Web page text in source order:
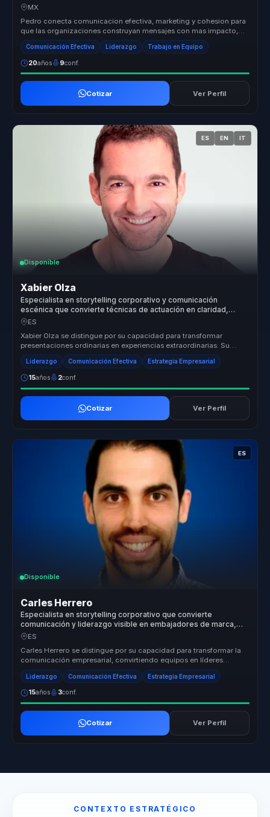
MX
Pedro conecta comunicacion efectiva, marketing y cohesion para
que las organizaciones construyan mensajes con mas impacto,
mejor alineaci...
Comunicación Efectiva Liderazgo Trabajo en Equipo
20años 9conf.
Cotizar Ver Perfil
ES EN IT
Disponible
Xabier Olza
Especialista en storytelling corporativo y comunicación
escénica que convierte técnicas de actuación en claridad,
presencia e influencia para líderes.
ES
Xabier Olza se distingue por su capacidad para transformar
presentaciones ordinarias en experiencias extraordinarias. Su
enfoque único, b...
Liderazgo Comunicación Efectiva Estrategia Empresarial
15años 2conf.
Cotizar Ver Perfil
ES
Disponible
Carles Herrero
Especialista en storytelling corporativo que convierte
comunicación y liderazgo visible en embajadores de marca,
influencia y cohesión para equipos.
ES
Carles Herrero se distingue por su capacidad para transformar la
comunicación empresarial, convirtiendo equipos en líderes
seguros y empl...
Liderazgo Comunicación Efectiva Estrategia Empresarial
15años 3conf.
Cotizar Ver Perfil
CONTEXTO ESTRATÉGICO